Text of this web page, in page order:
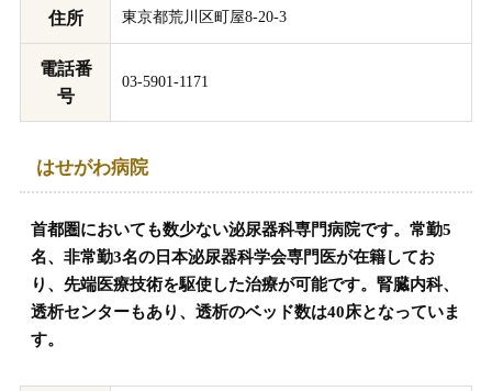
住所 東京都荒川区町屋8-20-3
電話番
号
03-5901-1171
はせがわ病院
首都圏においても数少ない泌尿器科専門病院です。常勤5
名、非常勤3名の日本泌尿器科学会専門医が在籍してお
り、先端医療技術を駆使した治療が可能です。腎臓内科、
透析センターもあり、透析のベッド数は40床となっていま
す。